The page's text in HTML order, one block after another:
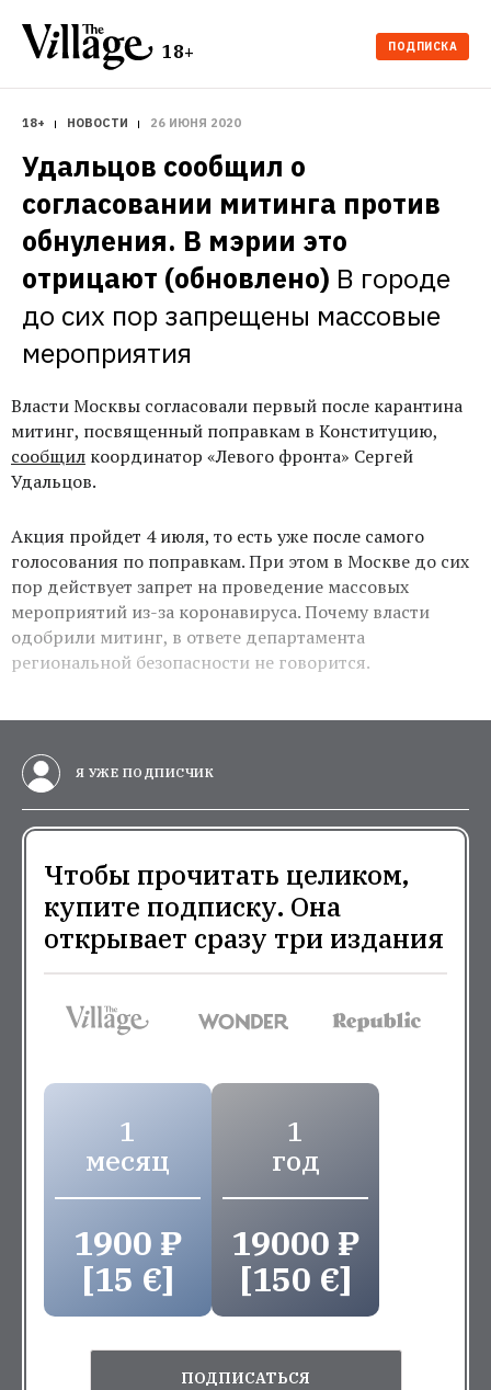
18+ ПОДПИСКА
18+ НОВОСТИ 26 ИЮНЯ 2020
Удальцов сообщил о
согласовании митинга против
обнуления. В мэрии это
отрицают (обновлено) В городе
до сих пор запрещены массовые
мероприятия
Власти Москвы согласовали первый после карантина
митинг, посвященный поправкам в Конституцию,
сообщил координатор «Левого фронта» Сергей
Удальцов.
Акция пройдет 4 июля, то есть уже после самого
голосования по поправкам. При этом в Москве до сих
пор действует запрет на проведение массовых
мероприятий из-за коронавируса. Почему власти
одобрили митинг, в ответе департамента
региональной безопасности не говорится.
Я УЖЕ ПОДПИСЧИК
Чтобы прочитать целиком,
купите подписку. Она
открывает сразу три издания
1
месяц
1900 ₽
[15 €]
1
год
19000 ₽
[150 €]
ПОДПИСАТЬСЯ